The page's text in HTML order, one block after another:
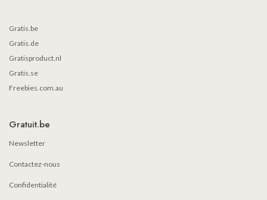
Gratis.be
Gratis.de
Gratisproduct.nl
Gratis.se
Freebies.com.au
Gratuit.be
Newsletter
Contactez-nous
Confidentialité